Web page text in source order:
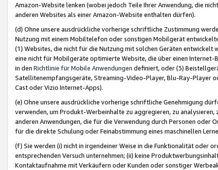
Amazon-Website lenken (wobei jedoch Teile Ihrer Anwendung, die
anderen Websites als einer Amazon-Website enthalten dürfen).
(d) Ohne unsere ausdrückliche vorherige schriftliche Zustimmung
Nutzung mit einem Mobiltelefon oder sonstigen Mobilgerät
(1) Websites, die nicht für die Nutzung mit solchen Geräten
eine nicht für Mobilgeräte optimierte Website, die über einen
in den Richtlinie für Mobile Anwendungen definiert, oder (3)
Satellitenempfangsgeräte, Streaming-Video-Player, Blu-Ray-Player
Cast oder Vizio Internet-Apps).
(e) Ohne unsere ausdrückliche vorherige schriftliche Genehmigung
verwenden, um Produkt-Werbeinhalte zu aggregieren, zu
anderen Anwendungen, die für die Verwendung durch Personen
für die direkte Schulung oder Feinabstimmung eines maschinellen
(f) Sie werden (i) nicht in irgendeiner Weise in die Funktionalität oder
entsprechenden Versuch unternehmen; (ii) keine
Kontaktaufnahme mit Verkäufern oder Kunden oder sonstiger